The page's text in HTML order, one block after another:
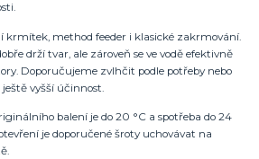
krmítek, method feeder i klasické zakrmování.
drží tvar, ale zároveň se ve vodě efektivně
Doporučujeme zvlhčit podle potřeby nebo
vyšší účinnost.
balení je do 20 °C a spotřeba do 24
je doporučené šroty uchovávat na